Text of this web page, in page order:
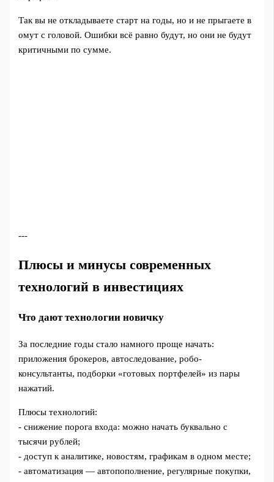
Так вы не откладываете старт на годы, но и не прыгаете в
омут с головой. Ошибки всё равно будут, но они не будут
критичными по сумме.
---
Плюсы и минусы современных
технологий в инвестициях
Что дают технологии новичку
За последние годы стало намного проще начать:
приложения брокеров, автоследование, робо-
консультанты, подборки «готовых портфелей» из пары
нажатий.
Плюсы технологий:
- снижение порога входа: можно начать буквально с
тысячи рублей;
- доступ к аналитике, новостям, графикам в одном месте;
- автоматизация — автопополнение, регулярные покупки,